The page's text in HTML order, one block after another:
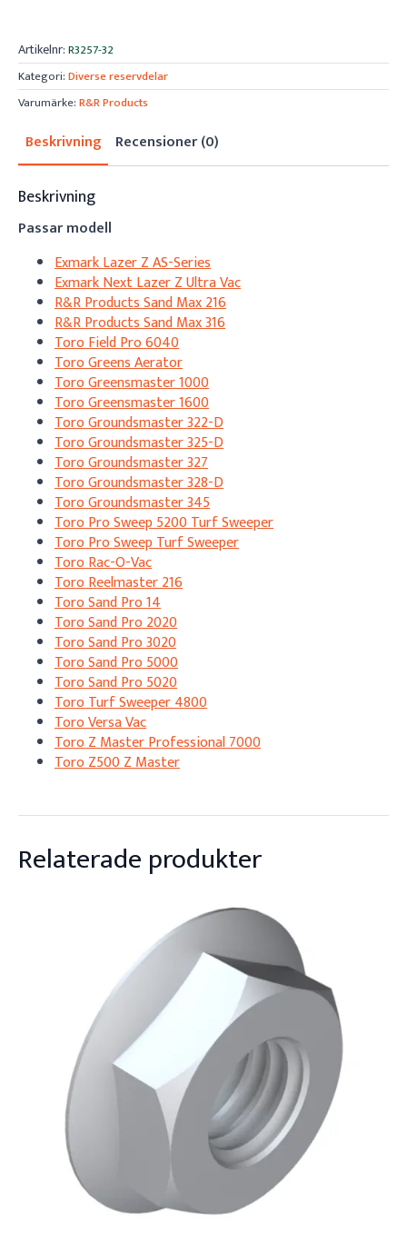
Artikelnr:R3257-32
Kategori:Diverse reservdelar
Varumärke:R&R Products
Beskrivning Recensioner (0)
Beskrivning
Passar modell
Exmark Lazer Z AS-Series
Exmark Next Lazer Z Ultra Vac
R&R Products Sand Max 216
R&R Products Sand Max 316
Toro Field Pro 6040
Toro Greens Aerator
Toro Greensmaster 1000
Toro Greensmaster 1600
Toro Groundsmaster 322-D
Toro Groundsmaster 325-D
Toro Groundsmaster 327
Toro Groundsmaster 328-D
Toro Groundsmaster 345
Toro Pro Sweep 5200 Turf Sweeper
Toro Pro Sweep Turf Sweeper
Toro Rac-O-Vac
Toro Reelmaster 216
Toro Sand Pro 14
Toro Sand Pro 2020
Toro Sand Pro 3020
Toro Sand Pro 5000
Toro Sand Pro 5020
Toro Turf Sweeper 4800
Toro Versa Vac
Toro Z Master Professional 7000
Toro Z500 Z Master
Relaterade produkter